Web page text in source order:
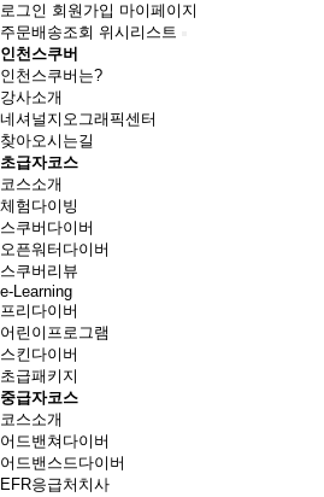
로그인 회원가입 마이페이지
주문배송조회 위시리스트
인천스쿠버
인천스쿠버는?
강사소개
네셔널지오그래픽센터
찾아오시는길
초급자코스
코스소개
체험다이빙
스쿠버다이버
오픈워터다이버
스쿠버리뷰
e-Learning
프리다이버
어린이프로그램
스킨다이버
초급패키지
중급자코스
코스소개
어드밴쳐다이버
어드밴스드다이버
EFR응급처치사